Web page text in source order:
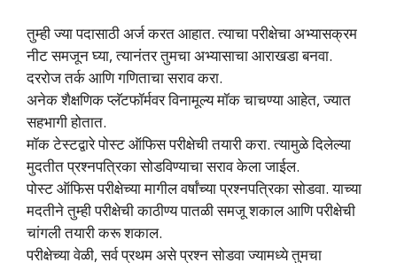
तुम्ही ज्या पदासाठी अर्ज करत आहात. त्याचा परीक्षेचा अभ्यासक्रम
नीट समजून घ्या, त्यानंतर तुमचा अभ्यासाचा आराखडा बनवा.
दररोज तर्क आणि गणिताचा सराव करा.
अनेक शैक्षणिक प्लॅटफॉर्मवर विनामूल्य मॉक चाचण्या आहेत, ज्यात
सहभागी होतात.
मॉक टेस्टद्वारे पोस्ट ऑफिस परीक्षेची तयारी करा. त्यामुळे दिलेल्या
मुदतीत प्रश्नपत्रिका सोडविण्याचा सराव केला जाईल.
पोस्ट ऑफिस परीक्षेच्या मागील वर्षांच्या प्रश्नपत्रिका सोडवा. याच्या
मदतीने तुम्ही परीक्षेची काठीण्य पातळी समजू शकाल आणि परीक्षेची
चांगली तयारी करू शकाल.
परीक्षेच्या वेळी, सर्व प्रथम असे प्रश्न सोडवा ज्यामध्ये तुमचा